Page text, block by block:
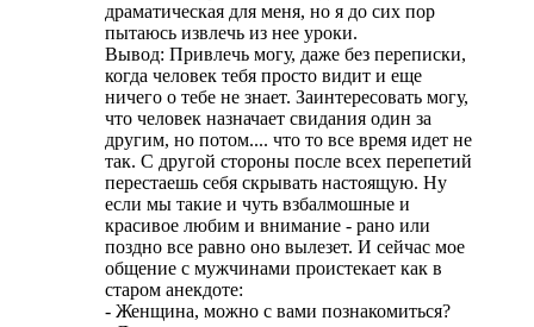
драматическая для меня, но я до сих пор
пытаюсь извлечь из нее уроки.
Вывод: Привлечь могу, даже без переписки,
когда человек тебя просто видит и еще
ничего о тебе не знает. Заинтересовать могу,
что человек назначает свидания один за
другим, но потом.... что то все время идет не
так. С другой стороны после всех перепетий
перестаешь себя скрывать настоящую. Ну
если мы такие и чуть взбалмошные и
красивое любим и внимание - рано или
поздно все равно оно вылезет. И сейчас мое
общение с мужчинами проистекает как в
старом анекдоте:
- Женщина, можно с вами познакомиться?